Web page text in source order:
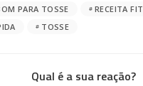
PARA TOSSE
RECEITA FIT
TOSSE
Qual é a sua reação?